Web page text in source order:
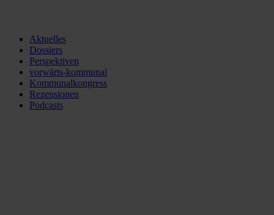
Aktuelles
Dossiers
Perspektiven
vorwärts-kommunal
Kommunalkongress
Rezensionen
Podcasts